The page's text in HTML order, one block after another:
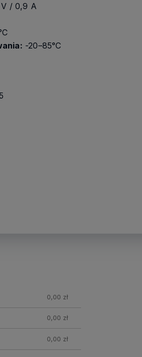
/ 0,9 A
-20–85°C
0,00 zł
0,00 zł
0,00 zł